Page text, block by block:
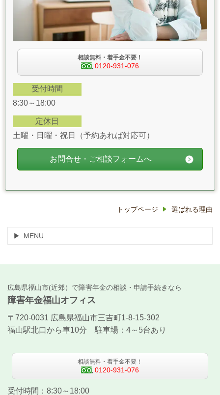
相談無料・着手金不要！
0120-931-076
受付時間
8:30～18:00
定休日
土曜・日曜・祝日（予約あれば対応可）
お問合せ・ご相談フォームへ
トップページ 選ばれる理由
MENU
広島県福山市(近郊）で障害年金の相談・申請手続きなら
障害年金福山オフィス
〒720-0031 広島県福山市三吉町1-8-15-302
福山駅北口から車10分 駐車場：4～5台あり
相談無料・着手金不要！
0120-931-076
受付時間：8:30～18:00